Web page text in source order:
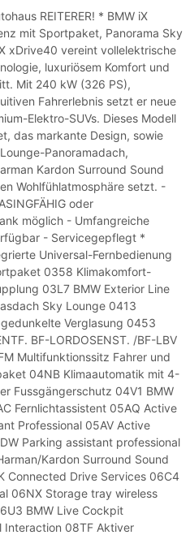
REITERER! * BMW iX
mit Sportpaket, Panorama Sky
xDrive40 vereint vollelektrische
luxuriösem Komfort und
Mit 240 kW (326 PS),
Fahrerlebnis setzt er neue
Elektro-SUVs. Dieses Modell
das markante Design, sowie
Panoramadach,
Kardon Surround Sound
Wohlfühlatmosphäre setzt. -
oder
möglich - Umfangreiche
- Servicegepflegt *
Universal-Fernbedienung
0358 Klimakomfort-
03L7 BMW Exterior Line
Sky Lounge 0413
Verglasung 0453
BF-LORDOSENST. /BF-LBV
Multifunktionssitz Fahrer und
04NB Klimaautomatik mit 4-
Fussgängerschutz 04V1 BMW
Fernlichtassistent 05AQ Active
Professional 05AV Active
Parking assistant professional
Kardon Surround Sound
Connected Drive Services 06C4
06NX Storage tray wireless
BMW Live Cockpit
Interaction 08TF Aktiver